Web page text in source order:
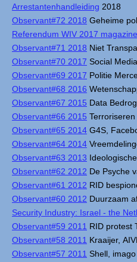
Arrestantenhandleiding 2018
Observant#72 2018 Geheime
Referendum WIV 2017 magazine
Observant#71 2018 Niet
Observant#70 2017 Social
Observant#69 2017 Politie
Observant#68 2016
Observant#67 2015 Data Bedrog
Observant#66 2015
Observant#65 2014 G4S,
Observant#64 2014
Observant#63 2013
Observant#62 2012 De Psyche
Observant#61 2012 RID
Observant#60 2012 Duurzaam
Security Industry: Israel - the
Observant#59 2011 RID protest
Observant#58 2011 Kraaijer,
Observant#57 2011 Shell,